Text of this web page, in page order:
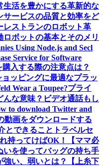
生活を豊かにする革新的な
サービスの品質と効率をど
レストランのロボット革
ロボットの基本とそのメリ
Using Node.js and Secl
Service for Software
購入する際の注意点は？
ッピングに最適なプラッ
Wear a Toupee?プライ
んな意味？ ビデオ通話もし
to download Twitter and
動画をダウンロードする
とできること トラベルセ
持ってけばOK！【ママ必
いを使ってバッグの持ち手
強い、弱いとは？【上糸下